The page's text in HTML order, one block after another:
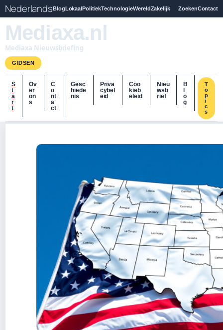
NederlandsBlogLokaalPolitiekTechnologieWereldZakelijk ZoekenContact
Mediaxa.nl
Mediaxa Nieuwsbriefing
GIDSEN
S
t
a
r
t
Ov
er
on
s
C
o
nt
a
ct
Gesc
hiede
nis
Priva
cybel
eid
Coo
kieb
eleid
Nieu
wsb
rief
B
o
g
T
o
p
i
c
s